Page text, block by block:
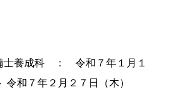
士養成科 ： 令和７年１月１
令和７年２月２７日（木）